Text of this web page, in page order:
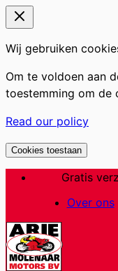
Wij gebruiken
Om te voldoen aan
toestemming om de
Read our policy
Cookies toestaan
inhoud
GratisAl
Over ons